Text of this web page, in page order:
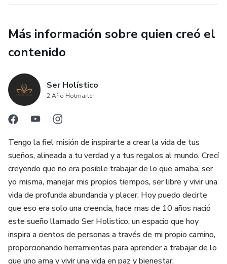
Más información sobre quien creó el
contenido
Ser Holístico
2 Año Hotmarter
Tengo la fiel misión de inspirarte a crear la vida de tus
sueños, alineada a tu verdad y a tus regalos al mundo. Crecí
creyendo que no era posible trabajar de lo que amaba, ser
yo misma, manejar mis propios tiempos, ser libre y vivir una
vida de profunda abundancia y placer. Hoy puedo decirte
que eso era solo una creencia, hace mas de 10 años nació
este sueño llamado Ser Holistico, un espacio que hoy
inspira a cientos de personas a través de mi propio camino,
proporcionando herramientas para aprender a trabajar de lo
que uno ama y vivir una vida en paz y bienestar.